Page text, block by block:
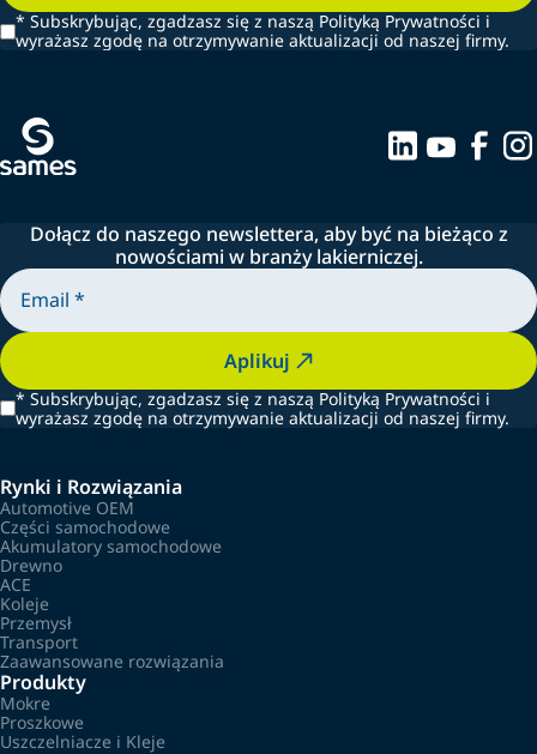
* Subskrybując, zgadzasz się z naszą Polityką Prywatności i
wyrażasz zgodę na otrzymywanie aktualizacji od naszej firmy.
Dołącz do naszego newslettera, aby być na bieżąco z
nowościami w branży lakierniczej.
Aplikuj
* Subskrybując, zgadzasz się z naszą Polityką Prywatności i
wyrażasz zgodę na otrzymywanie aktualizacji od naszej firmy.
Rynki i Rozwiązania
Automotive OEM
Części samochodowe
Akumulatory samochodowe
Drewno
ACE
Koleje
Przemysł
Transport
Zaawansowane rozwiązania
Produkty
Mokre
Proszkowe
Uszczelniacze i Kleje